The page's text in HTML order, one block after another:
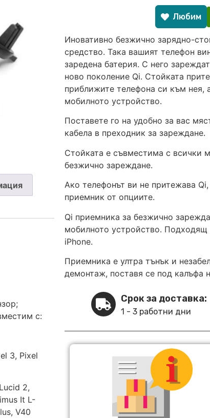
с:
3, Pixel
2,
It L-
V40
Любим
Иновативно безжично зарядно-
средство. Така вашият телефон
заредена батерия. С него
ново поколение Qi. Стойката
приближите телефона си към нея,
мобилното устройство.
Поставете го на удобно за вас
кабела в преходник за зареждане.
Стойката е съвместима с всички
безжично зареждане.
Ако телефонът ви не притежава
приемник от опциите.
Qi приемника за безжично
мобилното устройство. Подходящ
iPhone.
Приемника е ултра тънък и
демонтаж, поставя се под калъфа
Срок за доставка:
1 - 3 работни дни